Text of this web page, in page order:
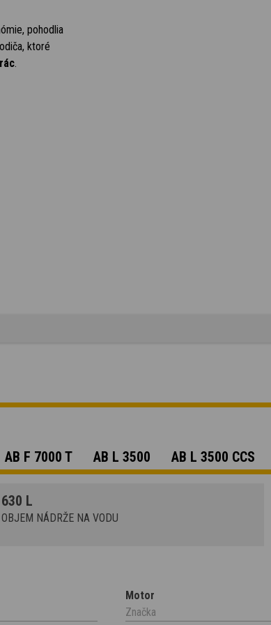
pohodlia
ktoré
.
AB F 7000 T AB L 3500 AB L 3500 CCS
630 L
OBJEM NÁDRŽE NA VODU
Motor
Značka